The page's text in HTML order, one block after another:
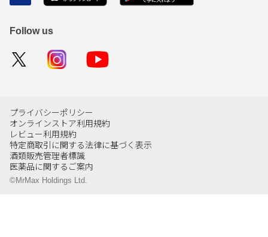
Follow us
プライバシーポリシー
オンラインストア利用規約
レビュー利用規約
特定商取引に関する法律に基づく表示
酒類販売管理者標識
医薬品に関するご案内
©MrMax Holdings Ltd.